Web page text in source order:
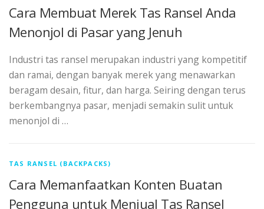
Cara Membuat Merek Tas Ransel Anda
Menonjol di Pasar yang Jenuh
Industri tas ransel merupakan industri yang kompetitif
dan ramai, dengan banyak merek yang menawarkan
beragam desain, fitur, dan harga. Seiring dengan terus
berkembangnya pasar, menjadi semakin sulit untuk
menonjol di …
TAS RANSEL (BACKPACKS)
Cara Memanfaatkan Konten Buatan
Pengguna untuk Menjual Tas Ransel